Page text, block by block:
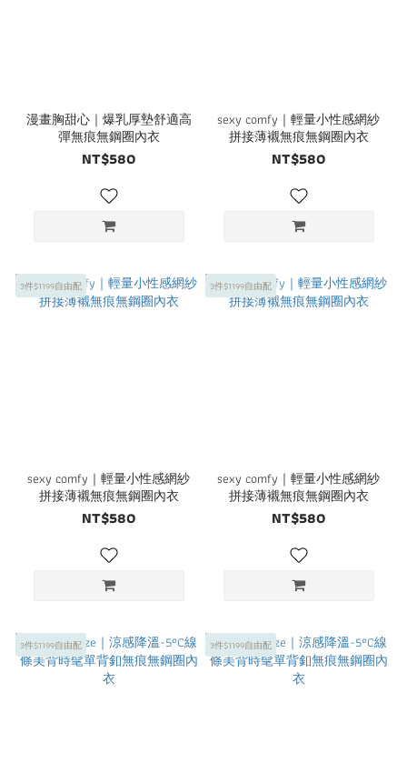
漫畫胸甜心｜爆乳厚墊舒適高
彈無痕無鋼圈內衣
NT$580
sexy comfy｜輕量小性感網紗
拼接薄襯無痕無鋼圈內衣
NT$580
3件$1199自由配
sexy comfy｜輕量小性感網紗
拼接薄襯無痕無鋼圈內衣
NT$580
3件$1199自由配
sexy comfy｜輕量小性感網紗
拼接薄襯無痕無鋼圈內衣
NT$580
3件$1199自由配 3件$1199自由配